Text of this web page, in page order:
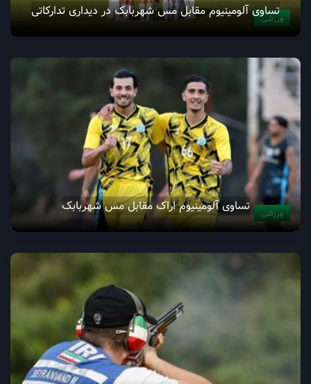
ورزشی
تساوی آلومینیوم مقابل مس شهربابک در دیداری تدارکاتی
ورزشی تساوی آلومینیوم اراک مقابل مس شهربابک